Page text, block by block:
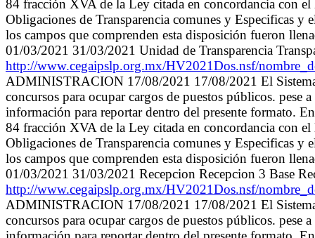
84 fracción XVA de la Ley citada en concordancia con
Obligaciones de Transparencia comunes y Especificas
los campos que comprenden esta disposición fueron
01/03/2021 31/03/2021 Unidad de Transparencia
http://www.cegaipslp.org.mx/HV2021Dos.nsf/
ADMINISTRACION 17/08/2021 17/08/2021 El
concursos para ocupar cargos de puestos públicos.
información para reportar dentro del presente formato.
84 fracción XVA de la Ley citada en concordancia con
Obligaciones de Transparencia comunes y Especificas
los campos que comprenden esta disposición fueron
01/03/2021 31/03/2021 Recepcion Recepcion 3 Base
http://www.cegaipslp.org.mx/HV2021Dos.nsf/
ADMINISTRACION 17/08/2021 17/08/2021 El
concursos para ocupar cargos de puestos públicos.